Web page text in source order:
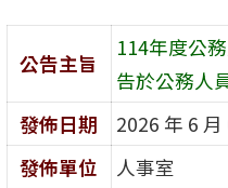
公告主旨
114年度公
告於公務人
發佈日期
2026 年 6 月
發佈單位
人事室